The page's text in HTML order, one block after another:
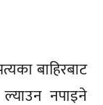
बाहिरबाट
नपाइने